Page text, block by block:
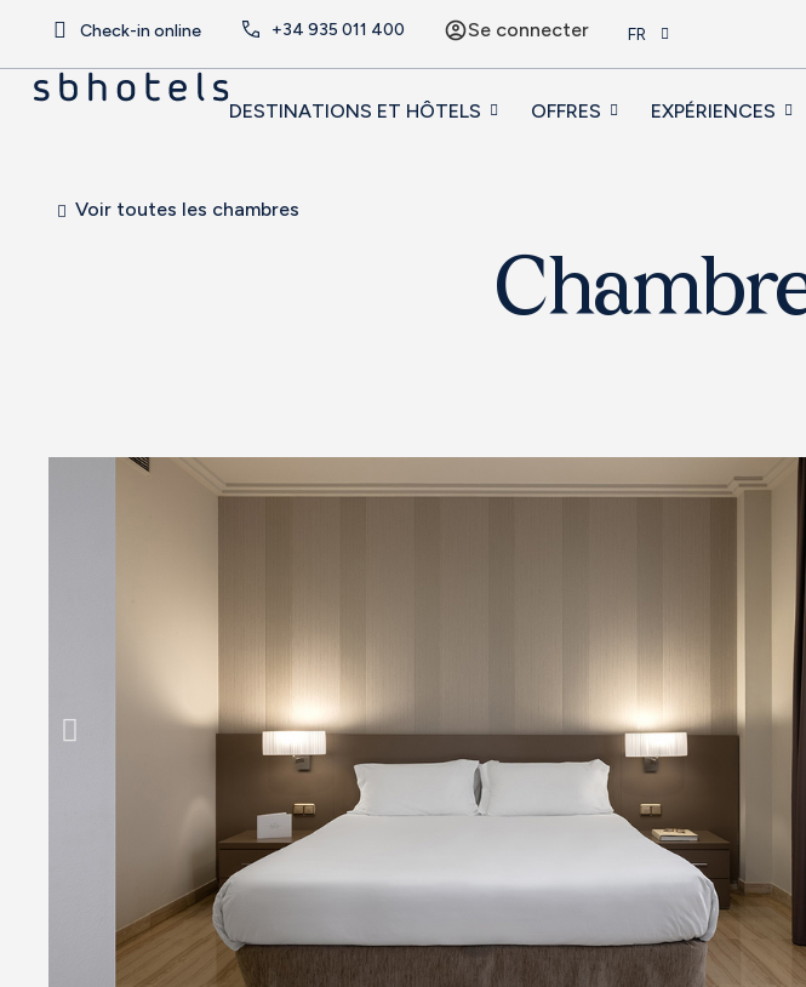
Check-in online +34 935 011 400 Se connecter FR
DESTINATIONS ET HÔTELS OFFRES EXPÉRIENCES
Voir toutes les chambres